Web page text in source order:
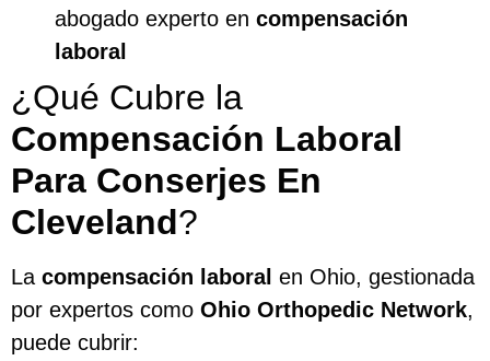
abogado experto en compensación
laboral
¿Qué Cubre la
Compensación Laboral
Para Conserjes En
Cleveland?
La compensación laboral en Ohio, gestionada
por expertos como Ohio Orthopedic Network,
puede cubrir: